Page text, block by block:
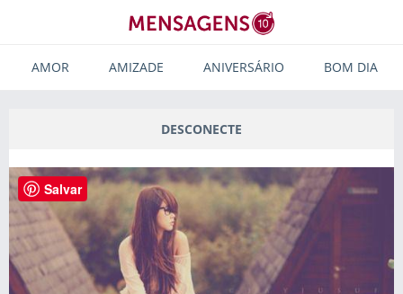
AMOR AMIZADE ANIVERSÁRIO BOM DIA
DESCONECTE
Salvar